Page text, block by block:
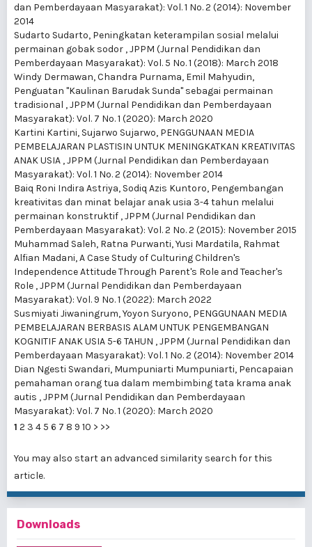
dan Pemberdayaan Masyarakat): Vol. 1 No. 2 (2014): November
2014
Sudarto Sudarto, Peningkatan keterampilan sosial melalui
permainan gobak sodor ,JPPM (Jurnal Pendidikan dan
Pemberdayaan Masyarakat): Vol. 5 No. 1 (2018): March 2018
Windy Dermawan, Chandra Purnama, Emil Mahyudin,
Penguatan "Kaulinan Barudak Sunda" sebagai permainan
tradisional ,JPPM (Jurnal Pendidikan dan Pemberdayaan
Masyarakat): Vol. 7 No. 1 (2020): March 2020
Kartini Kartini, Sujarwo Sujarwo, PENGGUNAAN MEDIA
PEMBELAJARAN PLASTISIN UNTUK MENINGKATKAN KREATIVITAS
ANAK USIA ,JPPM (Jurnal Pendidikan dan Pemberdayaan
Masyarakat): Vol. 1 No. 2 (2014): November 2014
Baiq Roni Indira Astriya, Sodiq Azis Kuntoro, Pengembangan
kreativitas dan minat belajar anak usia 3-4 tahun melalui
permainan konstruktif ,JPPM (Jurnal Pendidikan dan
Pemberdayaan Masyarakat): Vol. 2 No. 2 (2015): November 2015
Muhammad Saleh, Ratna Purwanti, Yusi Mardatila, Rahmat
Alfian Madani,A Case Study of Culturing Children's
Independence Attitude Through Parent's Role and Teacher's
Role ,JPPM (Jurnal Pendidikan dan Pemberdayaan
Masyarakat): Vol. 9 No. 1 (2022): March 2022
Susmiyati Jiwaningrum, Yoyon Suryono, PENGGUNAAN MEDIA
PEMBELAJARAN BERBASIS ALAM UNTUK PENGEMBANGAN
KOGNITIF ANAK USIA 5-6 TAHUN ,JPPM (Jurnal Pendidikan dan
Pemberdayaan Masyarakat): Vol. 1 No. 2 (2014): November 2014
Dian Ngesti Swandari, Mumpuniarti Mumpuniarti, Pencapaian
pemahaman orang tua dalam membimbing tata krama anak
autis ,JPPM (Jurnal Pendidikan dan Pemberdayaan
Masyarakat): Vol. 7 No. 1 (2020): March 2020
1 2 3 4 5 6 7 8 9 10 > >>
You may also start an advanced similarity search for this
article.
Downloads